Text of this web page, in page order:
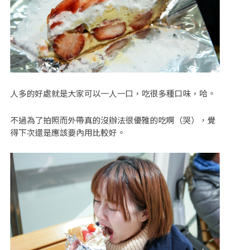
人多的好處就是大家可以一人一口，吃很多種口味，哈。
不過為了拍照而外帶真的沒辦法很優雅的吃啊（哭），覺
得下次還是應該要內用比較好。